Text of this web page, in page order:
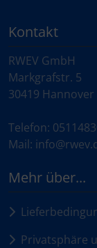
Kontakt
RWEV GmbH
Markgrafstr. 5
30419 Hannover
Telefon:
Mail:
Mehr über...
Privatsphäre